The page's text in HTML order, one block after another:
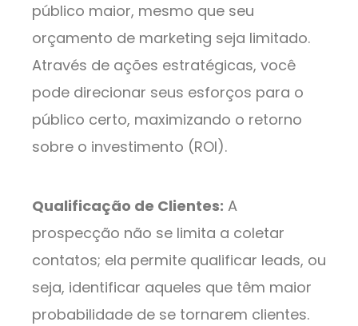
público maior, mesmo que seu
orçamento de marketing seja limitado.
Através de ações estratégicas, você
pode direcionar seus esforços para o
público certo, maximizando o retorno
sobre o investimento (ROI).
Qualificação de Clientes: A
prospecção não se limita a coletar
contatos; ela permite qualificar leads, ou
seja, identificar aqueles que têm maior
probabilidade de se tornarem clientes.